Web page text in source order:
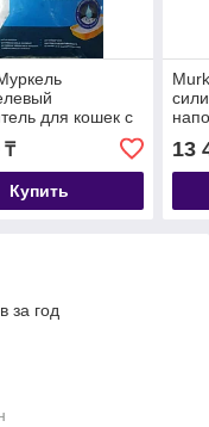
для кошек с
скошенной
22л (10кг)
₸
Купить
22л
13
за год